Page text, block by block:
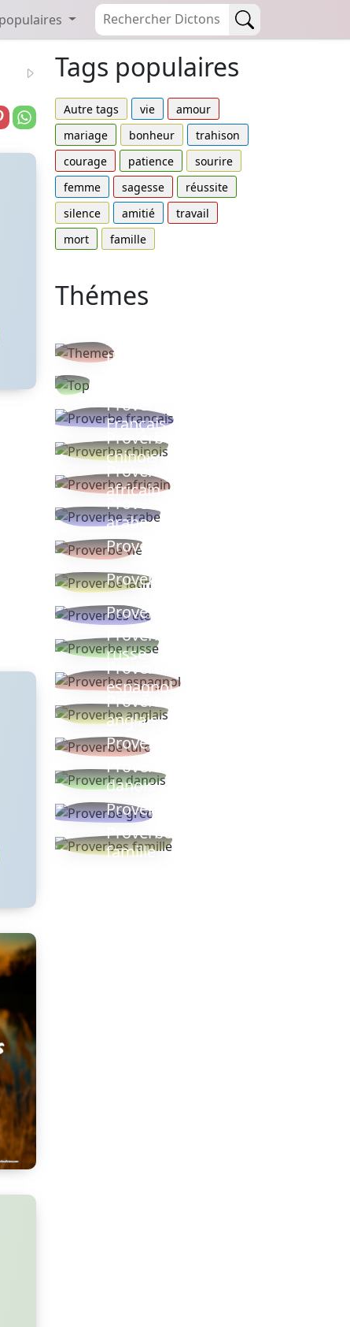
Tags populaires
Autre tags vie
amour
mariage
bonheur
trahison
courage
patience
sourire
femme
sagesse
réussite
silence
amitié
travail
mort
famille
Thémes
thèmes
Proverbe
Français
Proverbe
chinois
Proverbe
africain
Proverbe
arabe
Proverbe vie
Proverbe latin
Proverbes ete
Proverbe
russe
Proverbe
espagnol
Proverbe
anglais
Proverbe turc
Proverbe
danois
Proverbe grec
Proverbes
famille